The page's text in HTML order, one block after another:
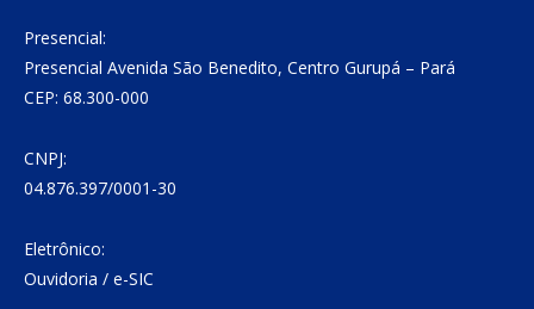
Presencial:
Presencial Avenida São Benedito, Centro Gurupá – Pará
CEP: 68.300-000
CNPJ:
04.876.397/0001-30
Eletrônico:
Ouvidoria / e-SIC